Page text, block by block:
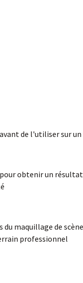
de l'utiliser sur un
obtenir un
maquillage de
professionnel